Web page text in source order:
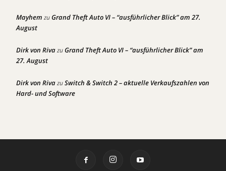
Mayhem zuGrand Theft Auto VI – “ausführlicher Blick” am 27.
August
Dirk von RivazuGrand Theft Auto VI – “ausführlicher Blick” am
27. August
Dirk von RivazuSwitch & Switch 2 – aktuelle Verkaufszahlen von
Hard- und Software